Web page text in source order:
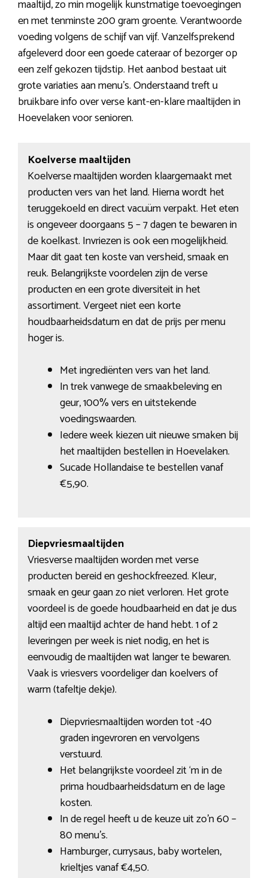
maaltijd, zo min mogelijk kunstmatige toevoegingen
en met tenminste 200 gram groente. Verantwoorde
voeding volgens de schijf van vijf. Vanzelfsprekend
afgeleverd door een goede cateraar of bezorger op
een zelf gekozen tijdstip. Het aanbod bestaat uit
grote variaties aan menu’s. Onderstaand treft u
bruikbare info over verse kant-en-klare maaltijden in
Hoevelaken voor senioren.
Koelverse maaltijden
Koelverse maaltijden worden klaargemaakt met
producten vers van het land. Hierna wordt het
teruggekoeld en direct vacuüm verpakt. Het eten
is ongeveer doorgaans 5 – 7 dagen te bewaren in
de koelkast. Invriezen is ook een mogelijkheid.
Maar dit gaat ten koste van versheid, smaak en
reuk. Belangrijkste voordelen zijn de verse
producten en een grote diversiteit in het
assortiment. Vergeet niet een korte
houdbaarheidsdatum en dat de prijs per menu
hoger is.
Met ingrediënten vers van het land.
In trek vanwege de smaakbeleving en
geur, 100% vers en uitstekende
voedingswaarden.
Iedere week kiezen uit nieuwe smaken bij
het maaltijden bestellen in Hoevelaken.
Sucade Hollandaise te bestellen vanaf
€5,90.
Diepvriesmaaltijden
Vriesverse maaltijden worden met verse
producten bereid en geshockfreezed. Kleur,
smaak en geur gaan zo niet verloren. Het grote
voordeel is de goede houdbaarheid en dat je dus
altijd een maaltijd achter de hand hebt. 1 of 2
leveringen per week is niet nodig, en het is
eenvoudig de maaltijden wat langer te bewaren.
Vaak is vriesvers voordeliger dan koelvers of
warm (tafeltje dekje).
Diepvriesmaaltijden worden tot -40
graden ingevroren en vervolgens
verstuurd.
Het belangrijkste voordeel zit ‘m in de
prima houdbaarheidsdatum en de lage
kosten.
In de regel heeft u de keuze uit zo’n 60 –
80 menu’s.
Hamburger, currysaus, baby wortelen,
krieltjes vanaf €4,50.